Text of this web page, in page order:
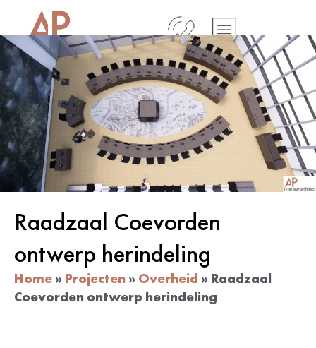
Raadzaal Coevorden
ontwerp herindeling
Home » Projecten » Overheid » Raadzaal
Coevorden ontwerp herindeling